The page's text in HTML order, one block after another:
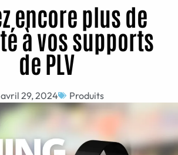
encore plus de
à vos supports
de PLV
avril 29, 2024 Produits